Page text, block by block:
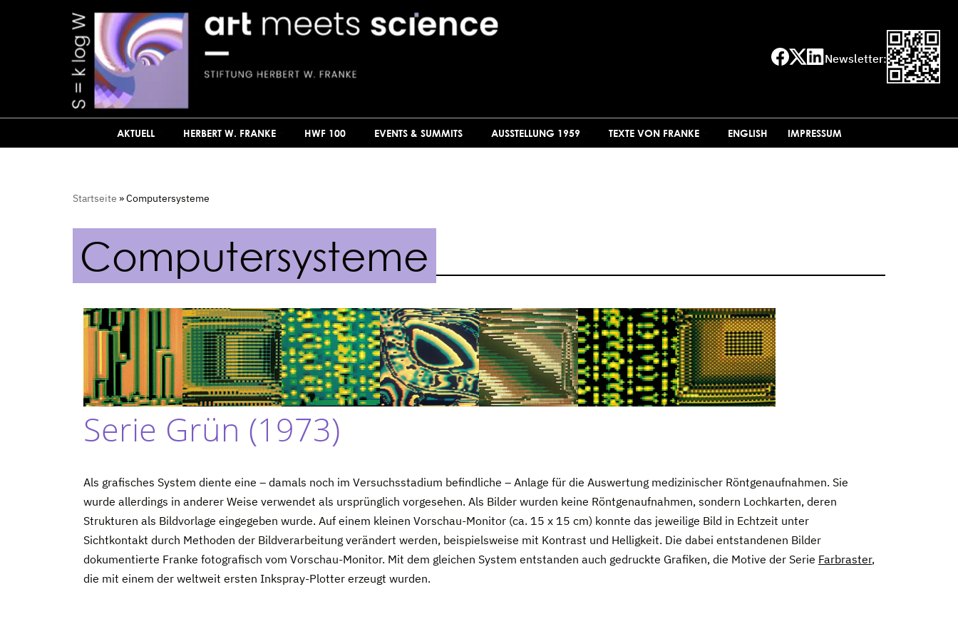
Newsletter:
AKTUELL HERBERT W. FRANKE HWF 100 EVENTS & SUMMITS AUSSTELLUNG 1959 TEXTE VON FRANKE ENGLISH IMPRESSUM
Startseite »Computersysteme
Computersysteme
Serie Grün (1973)
Als grafisches System diente eine – damals noch im Versuchsstadium befindliche – Anlage für die Auswertung medizinischer Röntgenaufnahmen. Sie
wurde allerdings in anderer Weise verwendet als ursprünglich vorgesehen. Als Bilder wurden keine Röntgenaufnahmen, sondern Lochkarten, deren
Strukturen als Bildvorlage eingegeben wurde. Auf einem kleinen Vorschau-Monitor (ca. 15 x 15 cm) konnte das jeweilige Bild in Echtzeit unter
Sichtkontakt durch Methoden der Bildverarbeitung verändert werden, beispielsweise mit Kontrast und Helligkeit. Die dabei entstandenen Bilder
dokumentierte Franke fotografisch vom Vorschau-Monitor. Mit dem gleichen System entstanden auch gedruckte Grafiken, die Motive der Serie Farbraster,
die mit einem der weltweit ersten Inkspray-Plotter erzeugt wurden.